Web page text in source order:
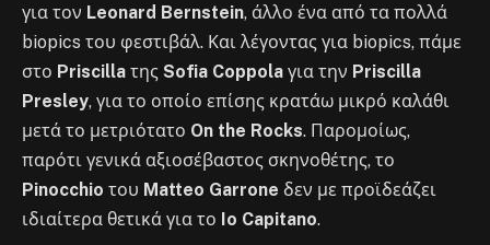
για τον Leonard Bernstein, άλλο ένα από τα πολλά
biopics του φεστιβάλ. Και λέγοντας για biopics, πάμε
στο Priscilla της Sofia Coppola για την Priscilla
Presley, για το οποίο επίσης κρατάω μικρό καλάθι
μετά το μετριότατο On the Rocks. Παρομοίως,
παρότι γενικά αξιοσέβαστος σκηνοθέτης, το
Pinocchio του Matteo Garrone δεν με προϊδεάζει
ιδιαίτερα θετικά για το Io Capitano.